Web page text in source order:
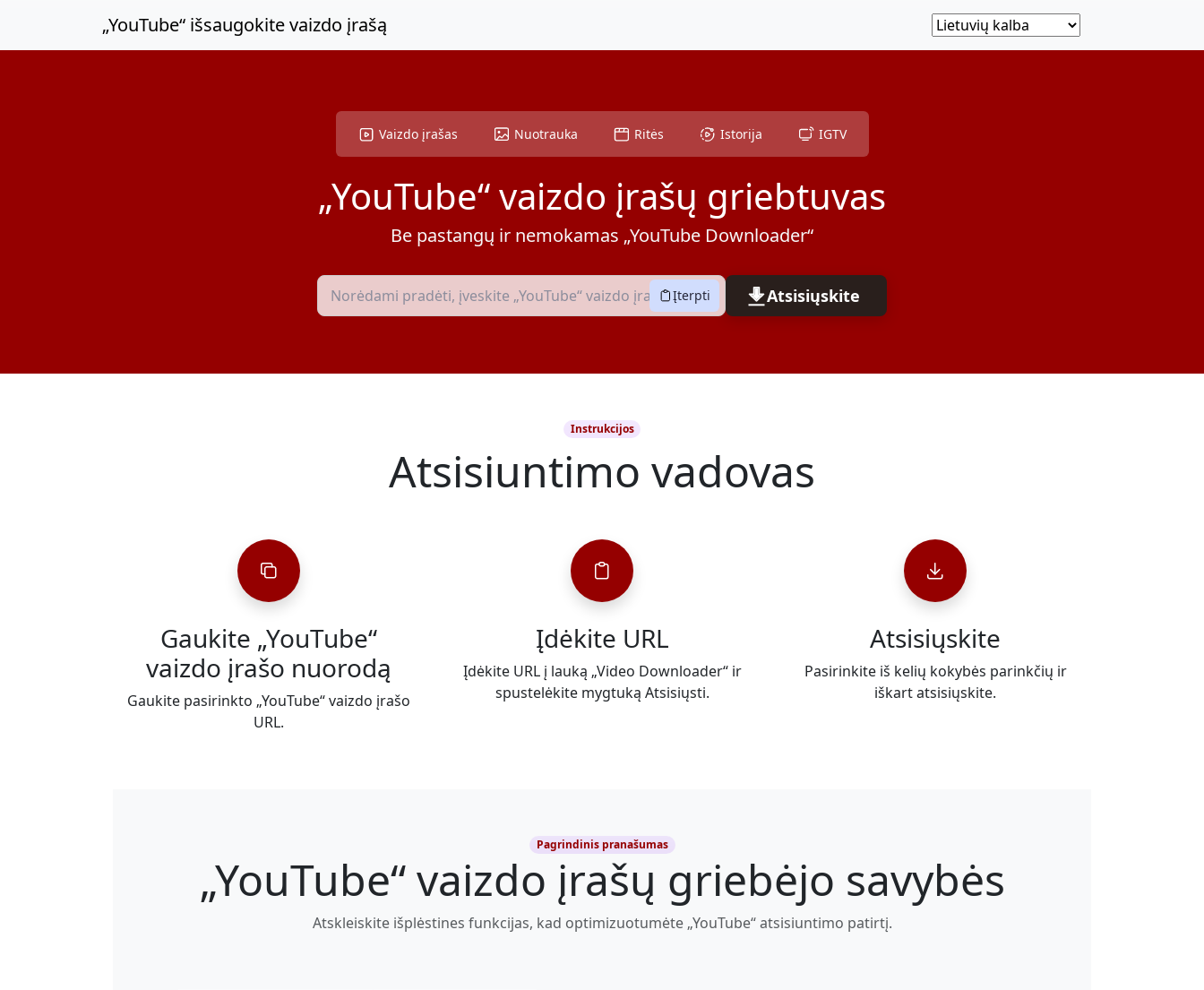
„YouTube“ išsaugokite vaizdo įrašą
Vaizdo įrašas Nuotrauka Ritės Istorija IGTV
„YouTube“ vaizdo įrašų griebtuvas
Be pastangų ir nemokamas „YouTube Downloader“
Įterpti Atsisiųskite
Instrukcijos
Atsisiuntimo vadovas
Gaukite „YouTube“
vaizdo įrašo nuorodą
Gaukite pasirinkto „YouTube“ vaizdo įrašo
URL.
Įdėkite URL
Įdėkite URL į lauką „Video Downloader“ ir
spustelėkite mygtuką Atsisiųsti.
Atsisiųskite
Pasirinkite iš kelių kokybės parinkčių ir
iškart atsisiųskite.
Pagrindinis pranašumas
„YouTube“ vaizdo įrašų griebėjo savybės
Atskleiskite išplėstines funkcijas, kad optimizuotumėte „YouTube“ atsisiuntimo patirtį.